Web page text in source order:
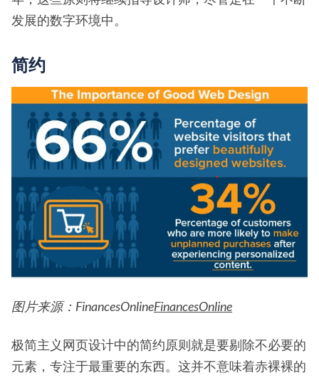
发展的数字环境中。
简约
图片来源：FinancesOnlineFinancesOnline
极简主义网页设计中的简约原则就是要剔除不必要的
元素，专注于最重要的东西。这并不意味着赤裸裸的